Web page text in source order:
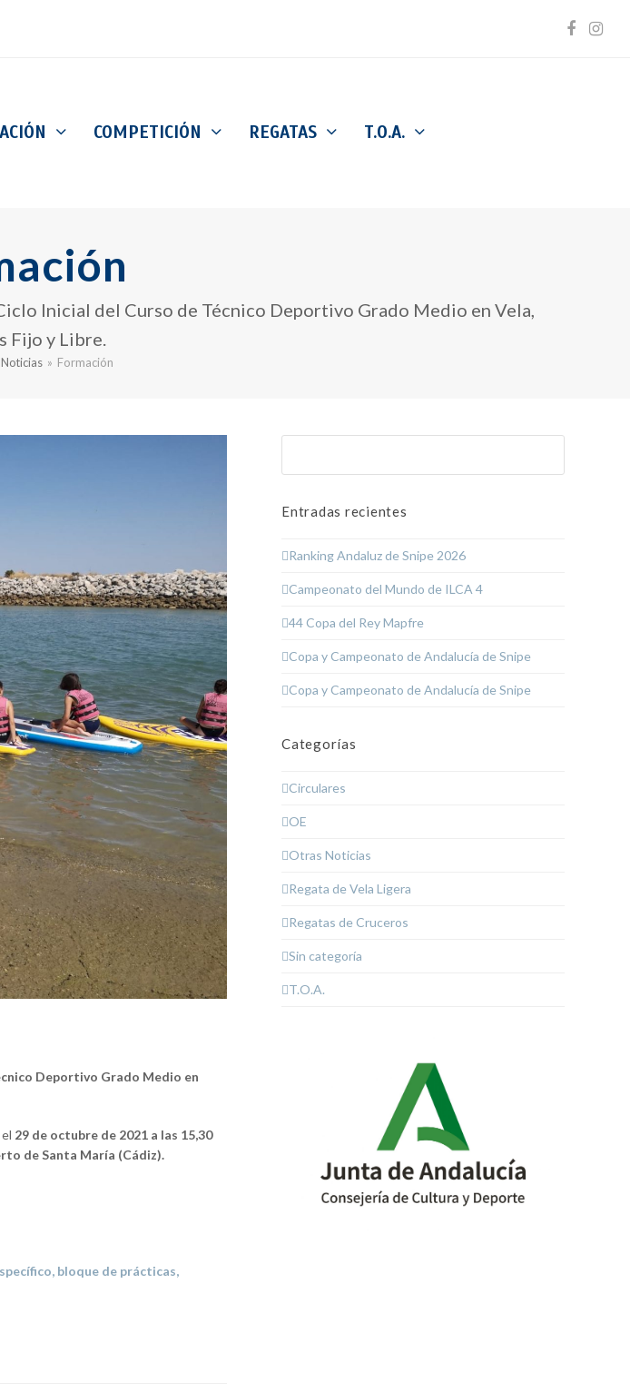
COMPETICIÓN REGATAS T.O.A.
Inicial del Curso de Técnico Deportivo Grado Medio en Vela,
Fijo y Libre.
» Formación
Deportivo Grado Medio en
29 de octubre de 2021 a las 15,30
de Santa María (Cádiz).
bloque de prácticas,
Entradas recientes
Ranking Andaluz de Snipe 2026
Campeonato del Mundo de ILCA 4
44 Copa del Rey Mapfre
Copa y Campeonato de Andalucía de Snipe
Copa y Campeonato de Andalucía de Snipe
Categorías
Circulares
OE
Otras Noticias
Regata de Vela Ligera
Regatas de Cruceros
Sin categoría
T.O.A.